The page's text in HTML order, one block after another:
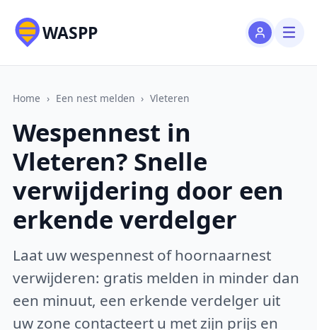
WASPP
Home › Een nest melden › Vleteren
Wespennest in
Vleteren? Snelle
verwijdering door een
erkende verdelger
Laat uw wespennest of hoornaarnest
verwijderen: gratis melden in minder dan
een minuut, een erkende verdelger uit
uw zone contacteert u met zijn prijs en